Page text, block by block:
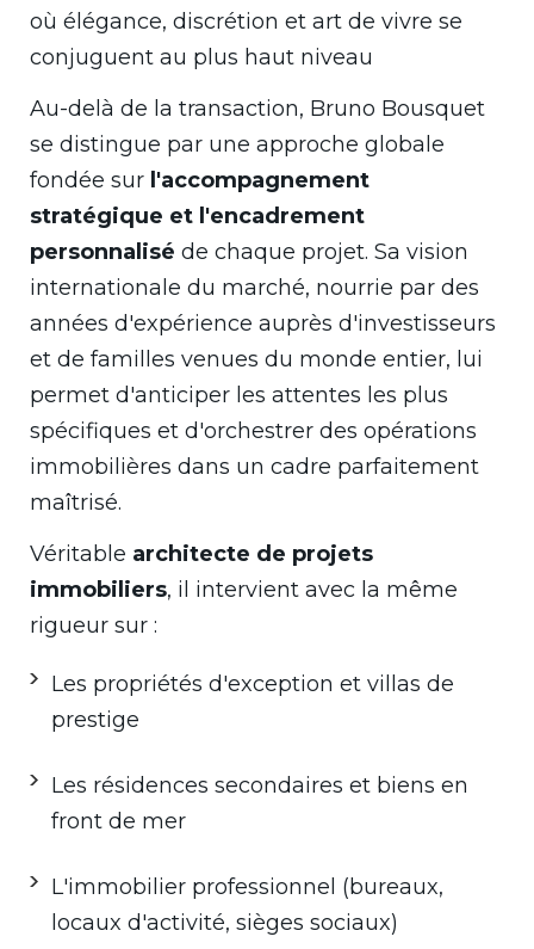
où élégance, discrétion et art de vivre se
conjuguent au plus haut niveau
Au-delà de la transaction, Bruno Bousquet
se distingue par une approche globale
fondée sur l'accompagnement
stratégique et l'encadrement
personnalisé de chaque projet. Sa vision
internationale du marché, nourrie par des
années d'expérience auprès d'investisseurs
et de familles venues du monde entier, lui
permet d'anticiper les attentes les plus
spécifiques et d'orchestrer des opérations
immobilières dans un cadre parfaitement
maîtrisé.
Véritable architecte de projets
immobiliers, il intervient avec la même
rigueur sur :
Les propriétés d'exception et villas de
prestige
Les résidences secondaires et biens en
front de mer
L'immobilier professionnel (bureaux,
locaux d'activité, sièges sociaux)